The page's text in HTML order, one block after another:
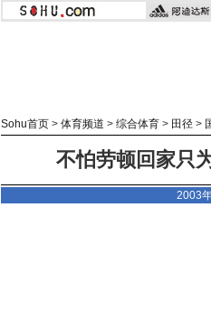
Sohu首页 > 体育频道 > 综合体育 > 田径 >
不怕劳顿回家只
2003